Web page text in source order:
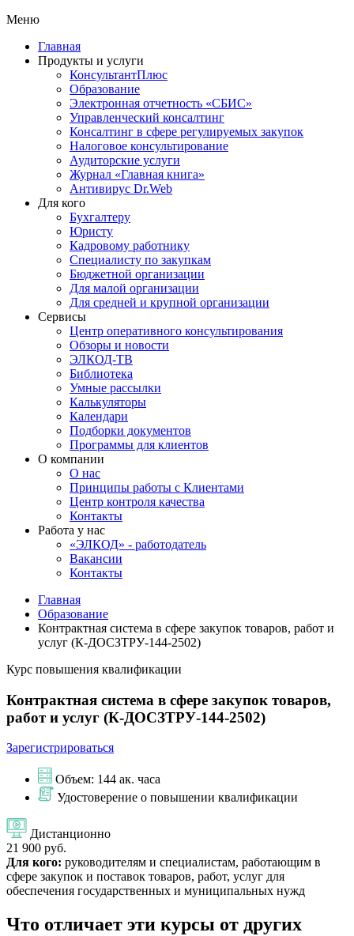
Меню
Главная
Продукты и услуги
КонсультантПлюс
Образование
Электронная отчетность «СБИС»
Управленческий консалтинг
Консалтинг в сфере регулируемых закупок
Налоговое консультирование
Аудиторские услуги
Журнал «Главная книга»
Антивирус Dr.Web
Для кого
Бухгалтеру
Юристу
Кадровому работнику
Специалисту по закупкам
Бюджетной организации
Для малой организации
Для средней и крупной организации
Сервисы
Центр оперативного консультирования
Обзоры и новости
ЭЛКОД-ТВ
Библиотека
Умные рассылки
Калькуляторы
Календари
Подборки документов
Программы для клиентов
О компании
О нас
Принципы работы с Клиентами
Центр контроля качества
Контакты
Работа у нас
«ЭЛКОД» - работодатель
Вакансии
Контакты
Главная
Образование
Контрактная система в сфере закупок товаров, работ и
услуг (К-ДОСЗТРУ-144-2502)
Курс повышения квалификации
Контрактная система в сфере закупок товаров,
работ и услуг (К-ДОСЗТРУ-144-2502)
Зарегистрироваться
Объем: 144 ак. часа
Удостоверение о повышении квалификации
Дистанционно
21 900 руб.
Для кого: руководителям и специалистам, работающим в
сфере закупок и поставок товаров, работ, услуг для
обеспечения государственных и муниципальных нужд
Что отличает эти курсы от других